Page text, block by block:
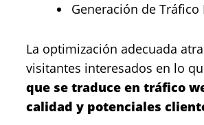
Generación de Tráfico
La optimización adecuada
visitantes interesados en lo
que se traduce en tráfico
calidad y potenciales